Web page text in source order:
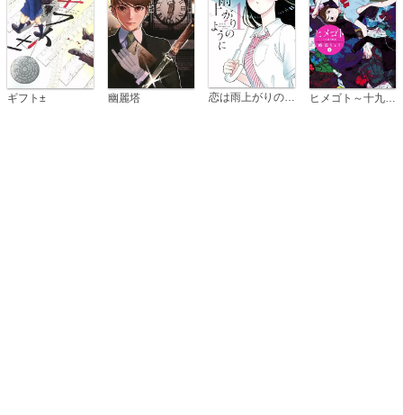
ギフト± 幽麗塔 恋は雨上がりのように